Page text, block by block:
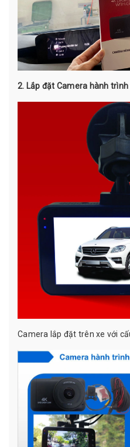
2. Lắp đặt Camera hành
Camera lắp đặt trên xe với